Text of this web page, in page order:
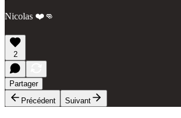
Nicolas ❤️👊
2
Partager
Précédent
Suivant